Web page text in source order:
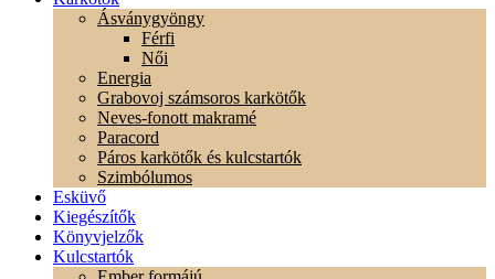
Ásványgyöngy
Férfi
Női
Energia
Grabovoj számsoros karkötők
Neves-fonott makramé
Paracord
Páros karkötők és kulcstartók
Szimbólumos
Esküvő
Kiegészítők
Könyvjelzők
Kulcstartók